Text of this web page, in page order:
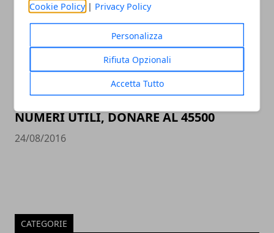
Cookie Policy | Privacy Policy
Personalizza
Rifiuta Opzionali
Accetta Tutto
TERREMOTO 24 AGOSTO 2016 RIETI, I
NUMERI UTILI, DONARE AL 45500
24/08/2016
CATEGORIE